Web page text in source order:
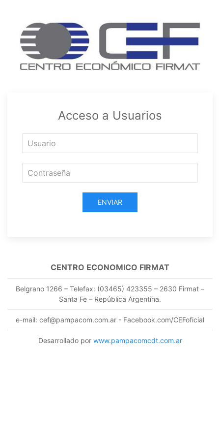
Acceso a Usuarios
ENVIAR
CENTRO ECONOMICO FIRMAT
Belgrano 1266 – Telefax: (03465) 423355 – 2630 Firmat –
Santa Fe – República Argentina.
e-mail: cef@pampacom.com.ar - Facebook.com/CEFoficial
Desarrollado por www.pampacomcdt.com.ar